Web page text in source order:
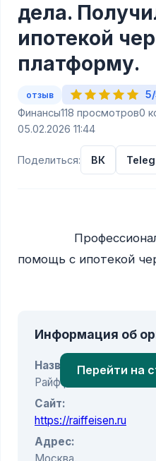
дела.
ипотекой
платформу.
отзыв
Финансы118 просмотров0
05.02.2026 11:44
Поделиться: ВК
помощь с ипотекой
Информация об
Название:
Райффайзенбанк
Сайт:
https://raiffeisen.ru
Адрес:
Перейти на